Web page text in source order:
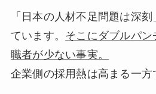
「日本の人材不足問題は深
ています。 そこにダブルパ
職者が少ない事実。
企業側の採用熱は高まる一方